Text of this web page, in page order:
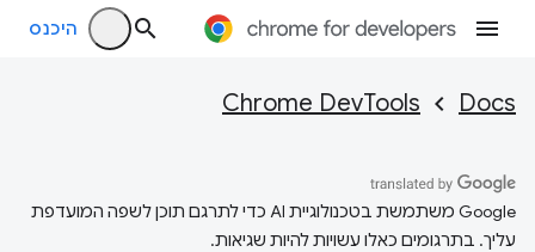
היכנס
Docs
Chrome DevTools
‫Google משתמשת בטכנולוגיית AI כדי לתרגם תוכן לשפה המועדפת
עליך. בתרגומים כאלו עשויות להיות שגיאות.